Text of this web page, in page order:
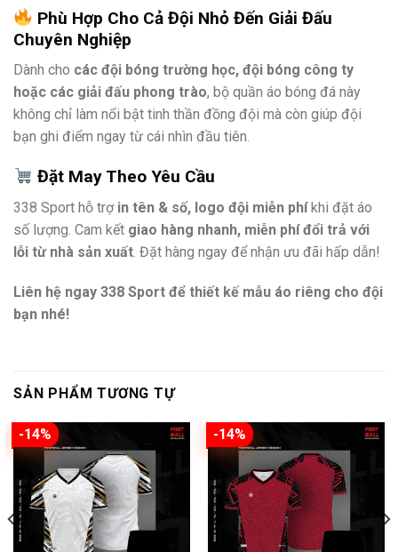
Phù Hợp Cho Cả Đội Nhỏ Đến Giải Đấu
Chuyên Nghiệp
Dành cho các đội bóng trường học, đội bóng công ty
hoặc các giải đấu phong trào, bộ quần áo bóng đá này
không chỉ làm nổi bật tinh thần đồng đội mà còn giúp đội
bạn ghi điểm ngay từ cái nhìn đầu tiên.
Đặt May Theo Yêu Cầu
338 Sport hỗ trợ in tên & số, logo đội miễn phíkhi đặt áo
số lượng. Cam kết giao hàng nhanh, miễn phí đổi trả với
lỗi từ nhà sản xuất . Đặt hàng ngay để nhận ưu đãi hấp dẫn!
Liên hệ ngay 338 Sport để thiết kế mẫu áo riêng cho đội
bạn nhé!
SẢN PHẨM TƯƠNG TỰ
-14% -14%